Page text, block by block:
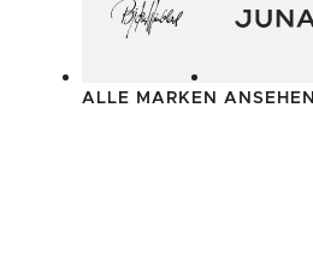
ALLE MARKEN ANSEHEN